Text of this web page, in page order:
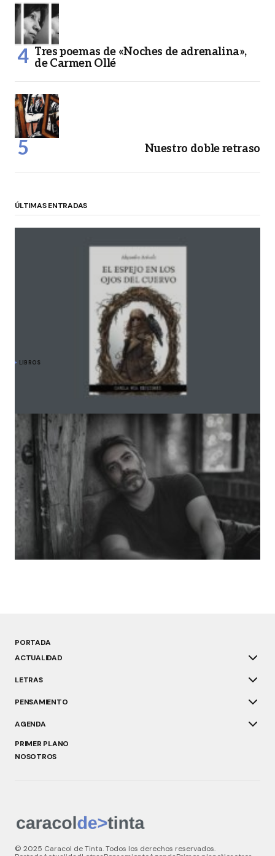
Tres poemas de «Noches de adrenalina»,
de Carmen Ollé
Nuestro doble retraso
ÚLTIMAS ENTRADAS
LIBROS
Alejandra Arévalo y «El espejo en los ojos del
cuervo»: travesía hacia lo esencial y lo
Amador Prieto Miguel: «La resistencia que me
interesa no es épica ni ruidosa»
PORTADA
ACTUALIDAD
LETRAS
PENSAMIENTO
AGENDA
PRIMER PLANO
NOSOTROS
© 2025 Caracol de Tinta. Todos los derechos reservados.